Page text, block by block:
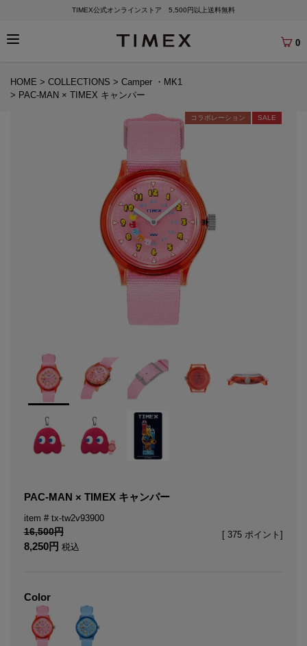
TIMEX公式オンラインストア 5,500円以上送料無料
0
HOME COLLECTIONS
Camper ・MK1
PAC-MAN × TIMEX キャンパー
コラボレーション SALE
PAC-MAN × TIMEX キャンパー
tx-tw2v93900
16,500
8,250 税込
[ 375 ポイント]
Color